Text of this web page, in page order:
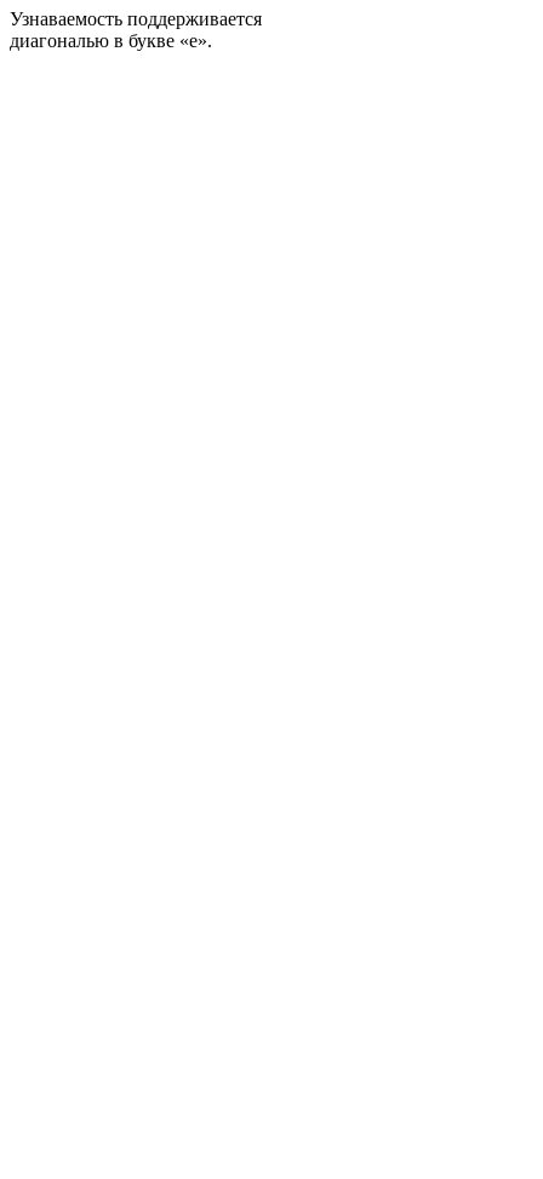
Узнаваемость поддерживается
диагональю в букве «е».